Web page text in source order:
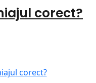
corect?